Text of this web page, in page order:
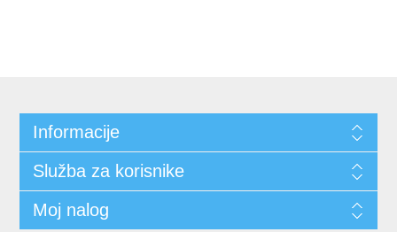
Informacije
Služba za korisnike
Moj nalog